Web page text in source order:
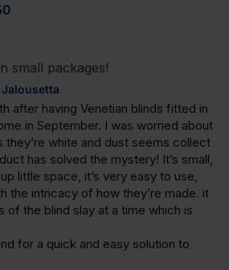
small packages!
after having Venetian blinds fitted in
in September. I was worried about
they’re white and dust seems collect
has solved the mystery! It’s small,
little space, it’s very easy to use,
the intricacy of how they’re made. it
of the blind slay at a time which is
for a quick and easy solution to